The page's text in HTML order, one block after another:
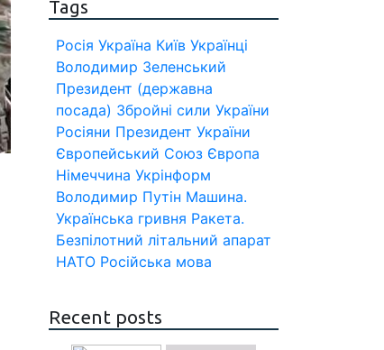
Tags
Росія Україна Київ Українці
Володимир Зеленський
Президент (державна
посада) Збройні сили України
Росіяни Президент України
Європейський Союз Європа
Німеччина Укрінформ
Володимир Путін Машина.
Українська гривня Ракета.
Безпілотний літальний апарат
НАТО Російська мова
Recent posts